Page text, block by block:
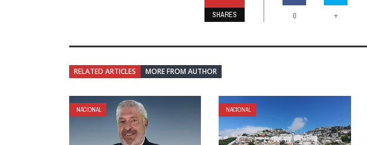
SHARES 0 +
RELATED ARTICLES MORE FROM AUTHOR
NACIONAL NACIONAL